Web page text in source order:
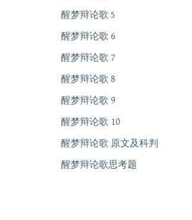
醒梦辩论歌 5
醒梦辩论歌 6
醒梦辩论歌 7
醒梦辩论歌 8
醒梦辩论歌 9
醒梦辩论歌 10
醒梦辩论歌 原文及科判
醒梦辩论歌思考题